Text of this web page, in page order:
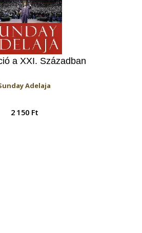
a XXI. Században
Adelaja
2 150 Ft